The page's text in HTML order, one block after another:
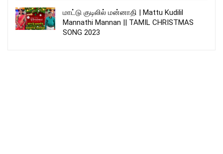
மாட்டு குடிலில் மன்னாதி | Mattu Kudilil
Mannathi Mannan || TAMIL CHRISTMAS
SONG 2023